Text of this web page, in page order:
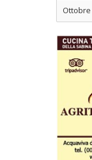
Ottobre